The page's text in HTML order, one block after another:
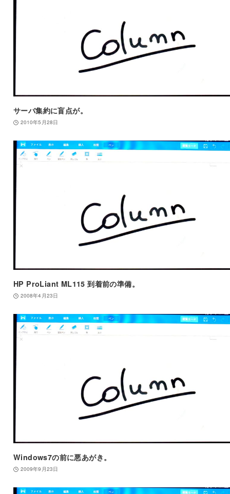
サーバ集約に盲点が。
2010年5月28日
HP ProLiant ML115 到着前の準備。
2008年4月23日
Windows7の前に悪あがき。
2009年9月23日